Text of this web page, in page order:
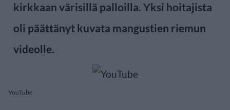
kirkkaan värisillä palloilla. Yksi hoitajista
oli päättänyt kuvata mangustien riemun
videolle.
YouTube